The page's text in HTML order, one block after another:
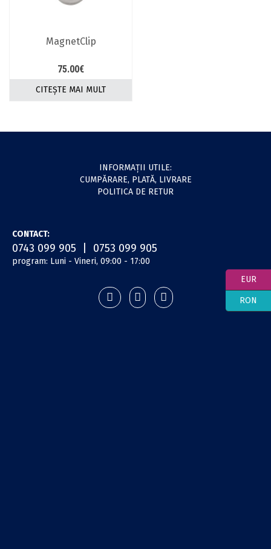
MagnetClip
75.00€
CITEȘTE MAI MULT
INFORMAŢII UTILE:
CUMPĂRARE, PLATĂ, LIVRARE
POLITICA DE RETUR
CONTACT:
0743 099 905 | 0753 099 905
program: Luni - Vineri, 09:00 - 17:00
EUR
RON